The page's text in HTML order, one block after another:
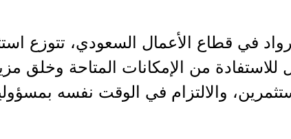
في قطاع الأعمال السعودي، تتوزع
للاستفادة من الإمكانات المتاحة
والالتزام في الوقت نفسه